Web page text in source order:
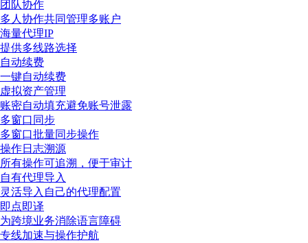
团队协作
多人协作共同管理多账户
海量代理IP
提供多线路选择
自动续费
一键自动续费
虚拟资产管理
账密自动填充避免账号泄露
多窗口同步
多窗口批量同步操作
操作日志溯源
所有操作可追溯，便于审计
自有代理导入
灵活导入自己的代理配置
即点即译
为跨境业务消除语言障碍
专线加速与操作护航